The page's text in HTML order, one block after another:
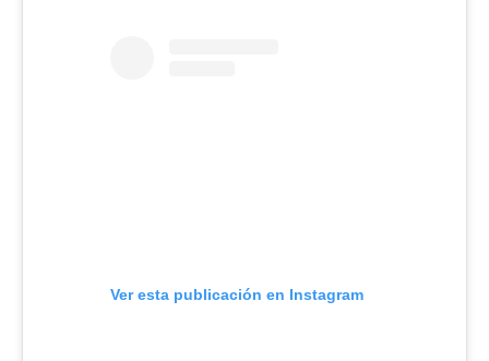
Ver esta publicación en Instagram